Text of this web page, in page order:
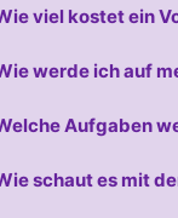
viel kostet ein
werde ich auf
Aufgaben
schaut es mit